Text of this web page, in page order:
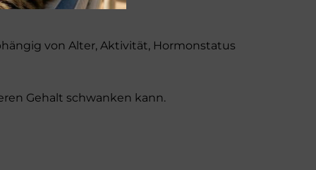
von Alter, Aktivität, Hormonstatus
Gehalt schwanken kann.